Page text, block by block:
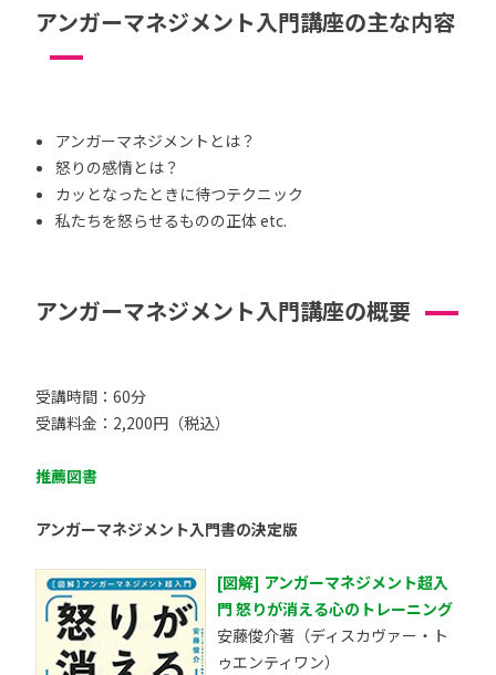
アンガーマネジメント入門講座の主な内容
アンガーマネジメントとは？
怒りの感情とは？
カッとなったときに待つテクニック
私たちを怒らせるものの正体 etc.
アンガーマネジメント入門講座の概要
受講時間：60分
受講料金：2,200円（税込）
推薦図書
アンガーマネジメント入門書の決定版
[図解] アンガーマネジメント超入
門 怒りが消える心のトレーニング
安藤俊介著（ディスカヴァー・ト
ゥエンティワン）